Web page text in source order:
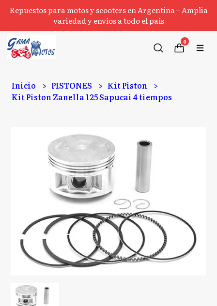
Repuestos para motos y scooters en Argentina – Amplia
variedad y envíos a todo el país
0
Inicio PISTONES
Kit Piston
Kit Piston Zanella 125 Sapucai 4 tiempos